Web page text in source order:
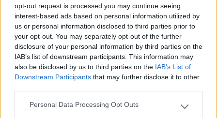
opt-out request is processed you may continue seeing
interest-based ads based on personal information utilized by
us or personal information disclosed to third parties prior to
your opt-out. You may separately opt-out of the further
disclosure of your personal information by third parties on the
IAB’s list of downstream participants. This information may
also be disclosed by us to third parties on the IAB’s List of
Downstream Participants that may further disclose it to other
Please note that this website/app uses one or more Google
Personal Data Processing Opt Outs